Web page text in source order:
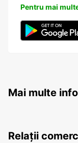
Pentru mai
Mai multe
Relații